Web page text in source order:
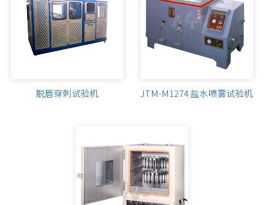
脱唇穿刺试验机 JTM-M1274 盐水喷雾试验机